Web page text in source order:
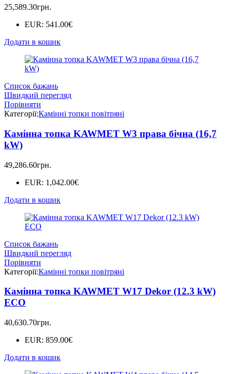
25,589.30грн.
EUR: 541.00€
Додати в кошик
Список бажань
Швидкий перегляд
Порівняти
Категорії:Камінні топки повітряні
Камінна топка KAWMET W3 права бічна (16,7
kW)
49,286.60грн.
EUR: 1,042.00€
Додати в кошик
Список бажань
Швидкий перегляд
Порівняти
Категорії:Камінні топки повітряні
Камінна топка KAWMET W17 Dekor (12.3 kW)
EСO
40,630.70грн.
EUR: 859.00€
Додати в кошик